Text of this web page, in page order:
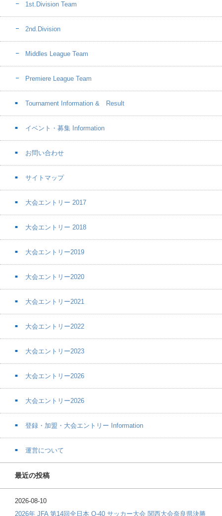
1st.Division Team
2nd.Division
Middles League Team
Premiere League Team
Tournament Information & Result
イベント・募集 Information
お問い合わせ
サイトマップ
大会エントリー 2017
大会エントリー 2018
大会エントリー2019
大会エントリー2020
大会エントリー2021
大会エントリー2022
大会エントリー2023
大会エントリー2026
大会エントリー2026
登録・加盟・大会エントリー Information
運営について
最近の投稿
2026-08-10
2026年 JFA 第14回全日本 O-40 サッカー大会 関西大会奈良県決勝